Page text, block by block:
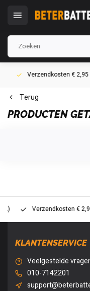
Verzendkosten € 2,95
Terug
PRODUCTEN
Verzendkosten € 2,95
KLANTENSERVICE
Veelgestelde
010-7142201